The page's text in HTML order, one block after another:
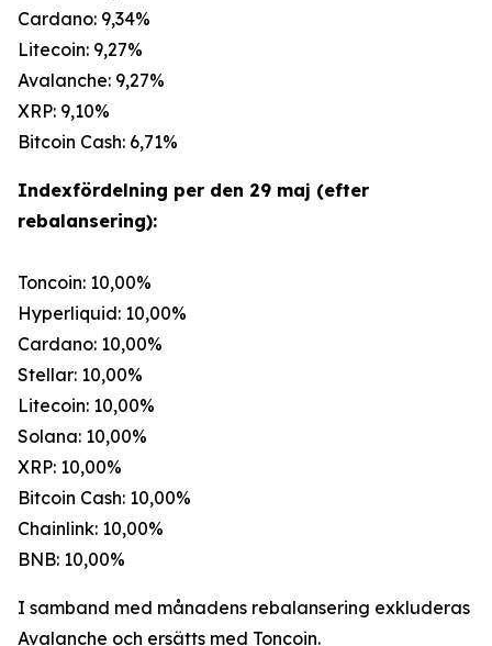
Cardano: 9,34%
Litecoin: 9,27%
Avalanche: 9,27%
XRP: 9,10%
Bitcoin Cash: 6,71%
Indexfördelning per den 29 maj (efter
rebalansering):
Toncoin: 10,00%
Hyperliquid: 10,00%
Cardano: 10,00%
Stellar: 10,00%
Litecoin: 10,00%
Solana: 10,00%
XRP: 10,00%
Bitcoin Cash: 10,00%
Chainlink: 10,00%
BNB: 10,00%
I samband med månadens rebalansering exkluderas
Avalanche och ersätts med Toncoin.